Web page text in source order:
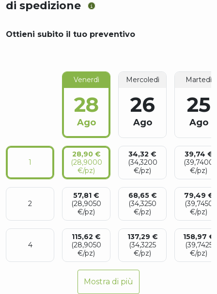
di spedizione
Ottieni subito il tuo preventivo
1
2
4
Venerdì
28
Ago
Mercoledì
26
Ago
Martedì
25
Ago
28,90 €
(28,9000
€/pz)
34,32 €
(34,3200
€/pz)
39,74 €
(39,7400
€/pz)
57,81 €
(28,9050
€/pz)
68,65 €
(34,3250
€/pz)
79,49 €
(39,7450
€/pz)
115,62 €
(28,9050
€/pz)
137,29 €
(34,3225
€/pz)
158,97 €
(39,7425
€/pz)
Mostra di più